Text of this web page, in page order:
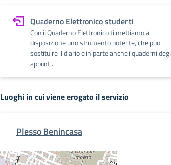
Quaderno Elettronico studenti
Con il Quaderno Elettronico ti mettiamo a
disposizione uno strumento potente, che può
sostituire il diario e in parte anche i quaderni degli
appunti.
Luoghi in cui viene erogato il servizio
Plesso Benincasa